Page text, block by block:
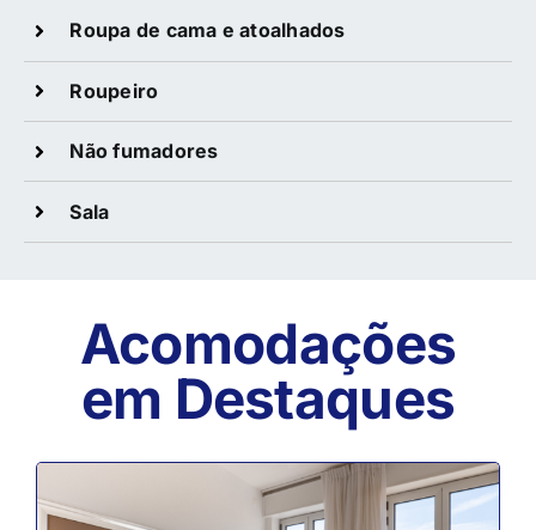
Roupa de cama e atoalhados
Roupeiro
Não fumadores
Sala
Acomodações
em Destaques